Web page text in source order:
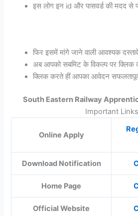
इस लोग इन id और पासवर्ड की मदद से
फिर इसमें मांगे जाने वाली आवश्यक
अब आपको सबमिट के विकल्प पर क्लिक
क्लिक करते हीं आपका आवेदन
South Eastern Railway
Important Links
Online Apply
Download Notification
Home Page
Official Website